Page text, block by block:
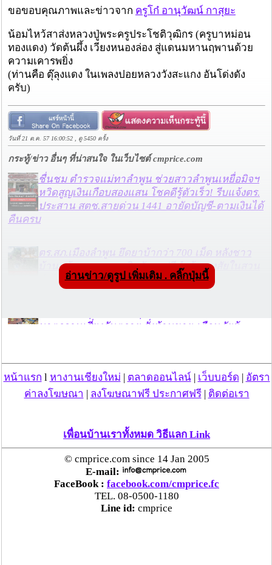
ขอขอบคุณภาพและข่าวจาก ครูโก๋ อานุวัฒน์ กาสุยะ
น้อมไหว้สาส่งหลวงปู่พระครูประโชติวุฒิกร (ครูบาหม่อน
ทองแดง) วัดต้นผึ้ง เวียงหนองล่อง สู่แดนมหานฤพานด้วย
ความเคารพยิ่ง
(ท่านคือ ตุ๊ลุงแดง ในเพลงปอยหลวงวังสะแกง อันโด่งดัง
ครับ)
วันที่ 21 ต.ค. 57 16:00:52 , ดู 5450 ครั้ง
กระทู้/ข่าว อื่นๆ ที่น่าสนใจ ในเว็บไซต์ cmprice.com
ชื่นชม ตำรวจแม่ทาลำพูน ช่วยสาวลำพูนเหยื่อมิจฯ
หวิดสูญเงินเกือบสองแสน โชคดีรู้ตัวเร็ว! รีบแจ้งตร.
ประสาน สตช.สายด่วน 1441 อายัดบัญชี-ตามเงินได้
คืนครบ
ตร.สภ.เมืองลำพูน ยึดยาบ้ากว่า 700 เม็ด หลังชาว
บ้านแจ้งพบถุงพลาสติกพันเทปสีดำต้องสงสัยในสวน
ลำไย
มาตรฐานเสี่ยงอันตราย สั่งห้ามขาย-เตือนภัยผู้
“ลาว” ส่ง “24 คนไทย” กลับประเทศผ่านด่าน
เชียงของ เพื่อดำเนินการตามกฎหมาย พบส่วนใหญ่มี
เอี่ยวแก๊งคอลเซ็นเตอร์
“ตรีนุช” เปิดตัวระบบ “e-WorkPermit” ลงทะเบียน
แรงงานต่างด้าวออนไลน์ ให้บริการ 24 ชั่วโมงทั่ว
ประเทศ เริ่ม 13 ต.ค. นี้
คพ. เผยผลตรวจคุณภาพน้ำแม่น้ำกก-แม่น้ำสาย-
แม่น้ำรวก-แม่น้ำโขง พื้นที่เชียงใหม่-เชียงราย ครั้งที่
อ่านข่าว/ดูรูป เพิ่มเติม . คลิ๊กปุ่มนี้
หน้าแรก l หางานเชียงใหม่ ตลาดออนไลน์| เว็บบอร์ด
อัตรา
ค่าลงโฆษณา
ลงโฆษณาฟรี ประกาศฟรี| ติดต่อเรา
เพื่อนบ้านเราทั้งหมด วิธีแลก Link
© cmprice.com since 14 Jan 2005
E-mail:
FaceBook : facebook.com/cmprice.fc
TEL. 08-0500-1180
Line id: cmprice